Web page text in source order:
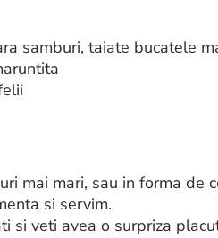
samburi, taiate bucatele
mai mari, sau in forma de
si servim.
si veti avea o surpriza